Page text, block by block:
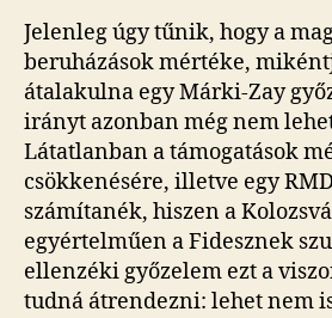
Jelenleg úgy tűnik, hogy a
beruházások mértéke,
átalakulna egy Márki-Zay
irányt azonban még nem
Látatlanban a támogatások
csökkenésére, illetve egy
számítanék, hiszen a
egyértelműen a Fidesznek
ellenzéki győzelem ezt a
tudná átrendezni: lehet nem